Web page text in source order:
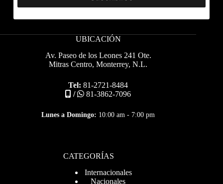
UBICACIÓN
Av. Paseo de los Leones 241 Ote.
Mitras Centro, Monterrey, N.L.
Tel: 81-2721-8484
/
81-3862-7096
Lunes a Domingo: 10:00 am - 7:00 pm
CATEGORÍAS
Internacionales
Nacionales